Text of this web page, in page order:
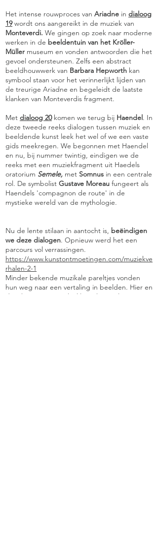
Het intense rouwproces van Ariadne in dialoog
19 wordt ons aangereikt in de muziek van
Monteverdi. We gingen op zoek naar moderne
werken in de beeldentuin van het Kröller-
Müller museum en vonden antwoorden die het
gevoel ondersteunen. Zelfs een abstract
beeldhouwwerk van Barbara Hepworth kan
symbool staan voor het verinnerlijkt lijden van
de treurige Ariadne en begeleidt de laatste
klanken van Monteverdis fragment.
Met dialoog 20komen we terug bij Haendel. In
deze tweede reeks dialogen tussen muziek en
beeldende kunst leek het wel of we een vaste
gids meekregen. We begonnen met Haendel
en nu, bij nummer twintig, eindigen we de
reeks met een muziekfragment uit Haedels
oratorium Semele, met Somnus in een centrale
rol. De symbolist Gustave Moreau fungeert als
Haendels 'compagnon de route' in de
mystieke wereld van de mythologie.
Nu de lente stilaan in aantocht is, beëindigen
we deze dialogen. Opnieuw werd het een
parcours vol verrassingen.
https://www.kunstontmoetingen.com/muziekve
rhalen-2-1
Minder bekende muzikale pareltjes vonden
hun weg naar een vertaling in beelden. Hier en
daar kwamen we ook “klassiekers” als